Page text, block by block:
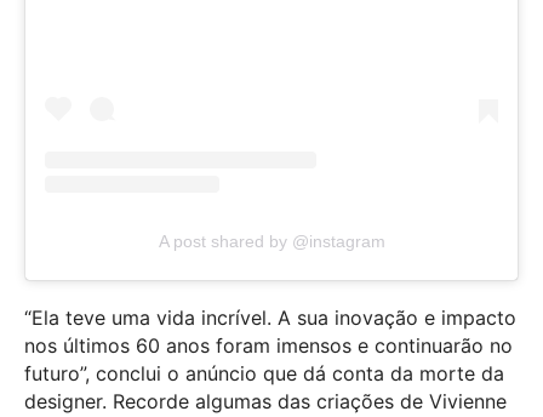
A post shared by @instagram
“Ela teve uma vida incrível. A sua inovação e impacto
nos últimos 60 anos foram imensos e continuarão no
futuro”, conclui o anúncio que dá conta da morte da
designer. Recorde algumas das criações de Vivienne